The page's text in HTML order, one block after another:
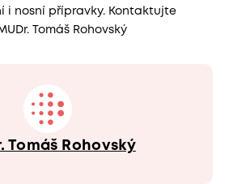
i nosní přípravky. Kontaktujte
Tomáš Rohovský
Tomáš Rohovský